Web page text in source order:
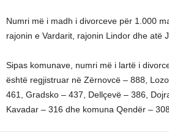
Numri më i madh i divorceve për 1.000
rajonin e Vardarit, rajonin Lindor dhe atë
Sipas komunave, numri më i lartë i
është regjistruar në Zërnovcë – 888,
461, Gradsko – 437, Dellçevë – 386,
Kavadar – 316 dhe komuna Qendër – 308.